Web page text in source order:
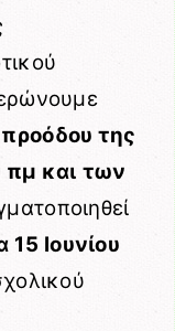
της
πμ και των
15 Ιουνίου